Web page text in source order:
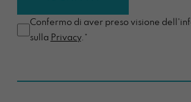
Confermo di aver preso visione
sulla Privacy.*